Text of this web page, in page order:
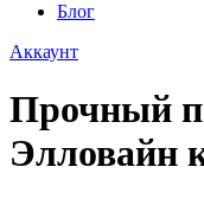
Блог
Аккаунт
Прочный
Элловайн